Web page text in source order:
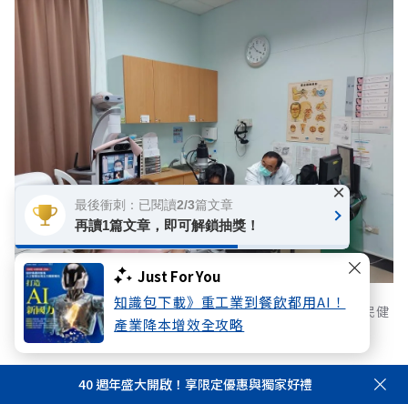
Just For You
知識包下載》重工業到餐飲都用AI！
產業降本增效全攻略
遠距醫療計畫，提供急重症轉診網絡遠距會診服務，落實全民健
康平權。
守護世界第一》財務與人力雙永續，迎向
40 週年盛大開啟！享限定優惠與獨家好禮
最後衝刺：已閱讀2/3篇文章
再讀1篇文章，即可解鎖抽獎！
×